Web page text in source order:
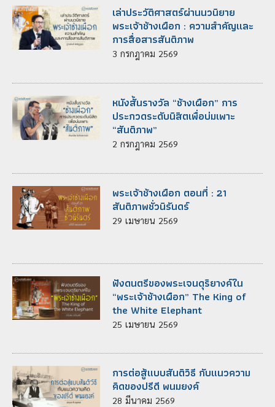
เล่าประวัติศาสตร์ผ่านนวนิยาย
พระเจ้าช้างเผือก : ความสำคัญเเละ
การสื่อสารสันติภาพ
3 กรกฎาคม 2569
หนังสั้นรางวัล “ช้างเผือก” การ
ประกวดระดับนิสิตเพื่อบ่มเพาะ
“สันติภาพ”
2 กรกฎาคม 2569
พระเจ้าช้างเผือก ตอนที่ : 21
สันติภาพชั่วนิรันดร์
29 เมษายน 2569
ฟังดนตรีของพระเจนดุริยางค์ใน
“พระเจ้าช้างเผือก” The King of
the White Elephant
25 เมษายน 2569
การต่อสู้แบบสันติวิธี กับแนวความ
คิดของปรีดี พนมยงค์
28 มีนาคม 2569